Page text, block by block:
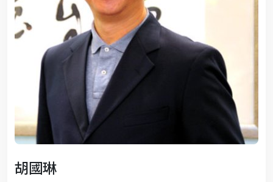
胡國琳